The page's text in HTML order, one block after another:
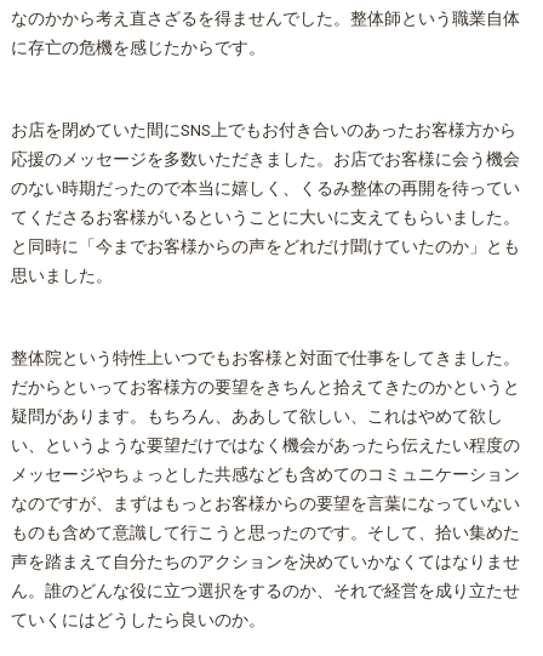
なのかから考え直さざるを得ませんでした。 整体師という職業自体
に存亡の危機を感じたからです。
お店を閉めていた間にSNS上でもお付き合いのあったお客様方から
応援のメッセージを多数いただきました。お店でお客様に会う機会
のない時期だったので本当に嬉しく、くるみ整体の再開を待ってい
てくださるお客様がいるということに大いに支えてもらいました。
と同時に「今までお客様からの声をどれだけ聞けていたのか」とも
思いました。
整体院という特性上いつでもお客様と対面で仕事をしてきました。
だからといってお客様方の要望をきちんと拾えてきたのかというと
疑問があります。もちろん、ああして欲しい、これはやめて欲し
い、というような要望だけではなく機会があったら伝えたい程度の
メッセージやちょっとした共感なども含めてのコミュニケーション
なのですが、まずはもっとお客様からの要望を言葉になっていない
ものも含めて意識して行こうと思ったのです。そして、拾い集めた
声を踏まえて自分たちのアクションを決めていかなくてはなりませ
ん。誰のどんな役に立つ選択をするのか、それで経営を成り立たせ
ていくにはどうしたら良いのか。